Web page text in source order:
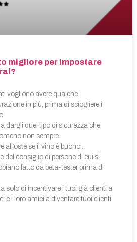
migliore per impostare
vogliono avere qualche
in più, prima di sciogliere i
dargli quel tipo di sicurezza che
non sempre.
all’oste se il vino è buono…
del consiglio di persone di cui si
fatto da beta-tester prima di
solo di incentivare i tuoi già clienti a
e i loro amici a diventare tuoi clienti.